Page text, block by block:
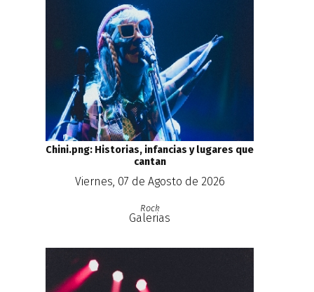
Chini.png: Historias, infancias y lugares que
cantan
Viernes, 07 de Agosto de 2026
Rock
Galerias